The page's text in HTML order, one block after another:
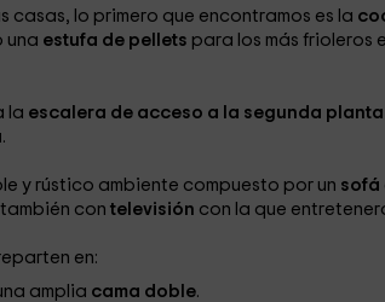
lo primero que encontramos es la
una estufa de pellets para los más frioleros
la escalera de acceso a la segunda planta
.
y rústico ambiente compuesto por un sofá
con televisión con la que
en:
amplia cama doble.